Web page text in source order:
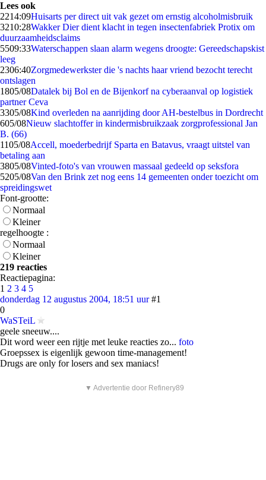
Lees ook
2214:09Huisarts per direct uit vak gezet om ernstig alcoholmisbruik
3210:28Wakker Dier dient klacht in tegen insectenfabriek Protix om
duurzaamheidsclaims
5509:33Waterschappen slaan alarm wegens droogte: Gereedschapskist
leeg
2306:40Zorgmedewerkster die 's nachts haar vriend bezocht terecht
ontslagen
1805/08Datalek bij Bol en de Bijenkorf na cyberaanval op logistiek
partner Ceva
3305/08Kind overleden na aanrijding door AH-bestelbus in Dordrecht
605/08Nieuw slachtoffer in kindermisbruikzaak zorgprofessional Jan
B. (66)
1105/08Accell, moederbedrijf Sparta en Batavus, vraagt uitstel van
betaling aan
3805/08Vinted-foto's van vrouwen massaal gedeeld op seksfora
5205/08Van den Brink zet nog eens 14 gemeenten onder toezicht om
spreidingswet
Font-grootte:
Normaal
Kleiner
regelhoogte :
Normaal
Kleiner
219 reacties
Reactiepagina:
1 2 3 4 5
donderdag 12 augustus 2004, 18:51 uur #1
0
WaSTeiL
geele sneeuw....
Dit word weer een rijtje met leuke reacties zo... foto
Groepssex is eigenlijk gewoon time-management!
Drugs are only for losers and sex maniacs!
▼ Advertentie door Refinery89